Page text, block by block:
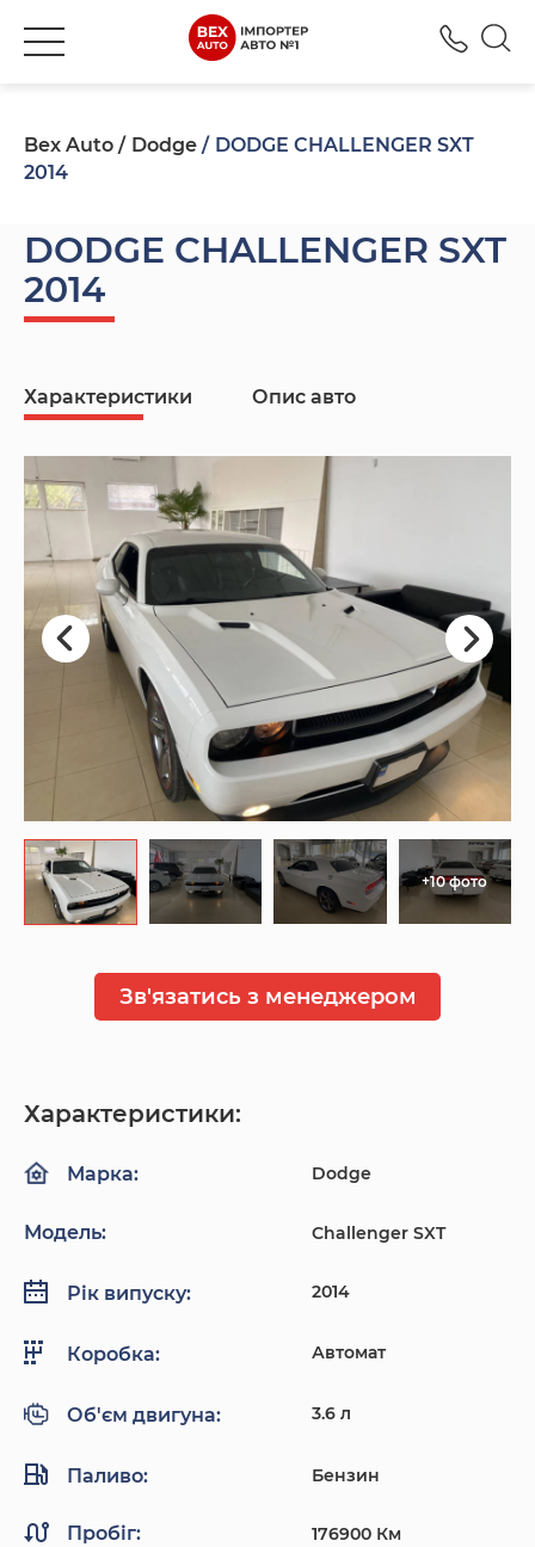
Bex Auto Dodge
DODGE CHALLENGER SXT
2014
DODGE CHALLENGER SXT
2014
Характеристики Опис авто
+10 фото
Зв'язатись з менеджером
Характеристики:
Марка: Dodge
Модель: Challenger SXT
Рік випуску: 2014
Коробка: Автомат
Об'єм двигуна: 3.6 л
Паливо: Бензин
Пробіг: 176900 Км